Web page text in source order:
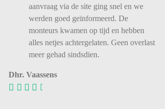
aanvraag via de site ging snel en we
werden goed geïnformeerd. De
monteurs kwamen op tijd en hebben
alles netjes achtergelaten. Geen overlast
meer gehad sindsdien.
Dhr. Vaassens